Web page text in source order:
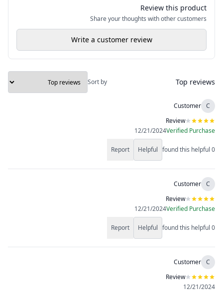
Review this product
Share your thoughts with other customers
Write a customer review
Top reviews
Sort by
C
Customer
Review
Verified Purchase
12/21/2024
0
found this helpful
Helpful
Report
C
Customer
Review
Verified Purchase
12/21/2024
0
found this helpful
Helpful
Report
C
Customer
Review
12/21/2024